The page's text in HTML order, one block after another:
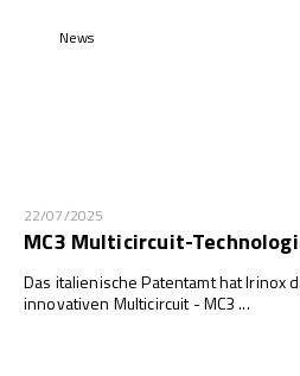
News
22/07/2025
MC3 Multicircuit-
Das italienische Patentamt hat Irinox
innovativen Multicircuit - MC3 ...